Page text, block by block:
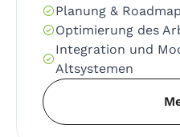
Planung &
Optimierung des
Integration und
Altsystemen